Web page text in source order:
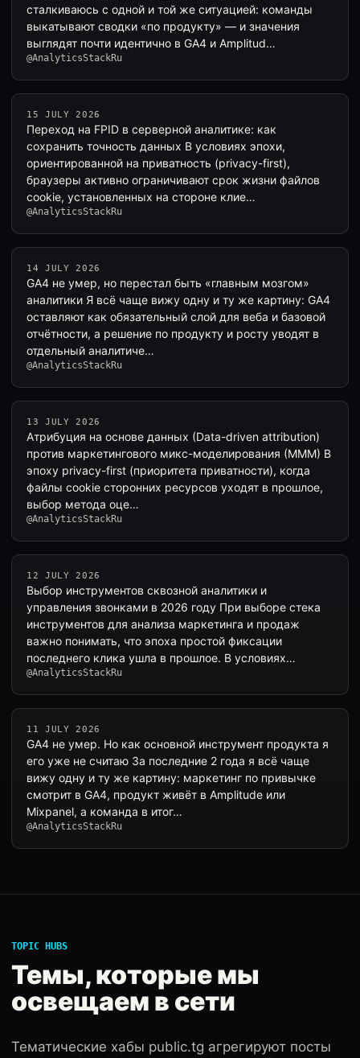
сталкиваюсь с одной и той же ситуацией: команды
выкатывают сводки «по продукту» — и значения
выглядят почти идентично в GA4 и Amplitud…
@AnalyticsStackRu
15 JULY 2026
Переход на FPID в серверной аналитике: как
сохранить точность данных В условиях эпохи,
ориентированной на приватность (privacy-first),
браузеры активно ограничивают срок жизни файлов
cookie, установленных на стороне клие…
@AnalyticsStackRu
14 JULY 2026
GA4 не умер, но перестал быть «главным мозгом»
аналитики Я всё чаще вижу одну и ту же картину: GA4
оставляют как обязательный слой для веба и базовой
отчётности, а решение по продукту и росту уводят в
отдельный аналитиче…
@AnalyticsStackRu
13 JULY 2026
Атрибуция на основе данных (Data-driven attribution)
против маркетингового микс-моделирования (MMM) В
эпоху privacy-first (приоритета приватности), когда
файлы cookie сторонних ресурсов уходят в прошлое,
выбор метода оце…
@AnalyticsStackRu
12 JULY 2026
Выбор инструментов сквозной аналитики и
управления звонками в 2026 году При выборе стека
инструментов для анализа маркетинга и продаж
важно понимать, что эпоха простой фиксации
последнего клика ушла в прошлое. В условиях…
@AnalyticsStackRu
11 JULY 2026
GA4 не умер. Но как основной инструмент продукта я
его уже не считаю За последние 2 года я всё чаще
вижу одну и ту же картину: маркетинг по привычке
смотрит в GA4, продукт живёт в Amplitude или
Mixpanel, а команда в итог…
@AnalyticsStackRu
TOPIC HUBS
Темы, которые мы
освещаем в сети
Тематические хабы public.tg агрегируют посты